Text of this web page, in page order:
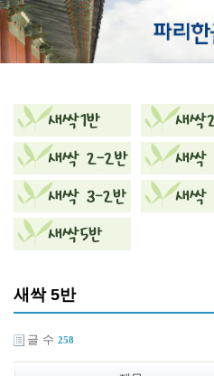
새싹 5반
글 수 258